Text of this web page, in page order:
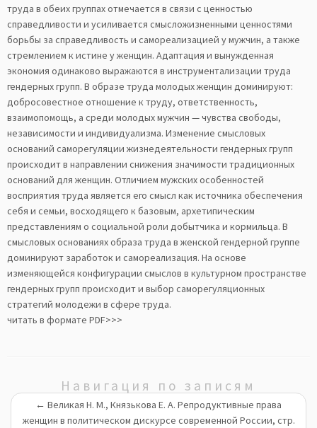
труда в обеих группах отмечается в связи с ценностью
справедливости и усиливается смысложизненными ценностями
борьбы за справедливость и самореализацией у мужчин, а также
стремлением к истине у женщин. Адаптация и вынужденная
экономия одинаково выражаются в инструментализации труда
гендерных групп. В образе труда молодых женщин доминируют:
добросовестное отношение к труду, ответственность,
взаимопомощь, а среди молодых мужчин — чувства свободы,
независимости и индивидуализма. Изменение смысловых
оснований саморегуляции жизнедеятельности гендерных групп
происходит в направлении снижения значимости традиционных
оснований для женщин. Отличием мужских особенностей
восприятия труда является его смысл как источника обеспечения
себя и семьи, восходящего к базовым, архетипическим
представлениям о социальной роли добытчика и кормильца. В
смысловых основаниях образа труда в женской гендерной группе
доминируют заработок и самореализация. На основе
изменяющейся конфигурации смыслов в культурном пространстве
гендерных групп происходит и выбор саморегуляционных
стратегий молодежи в сфере труда.
читать в формате PDF>>>
Навигация по записям
← Великая Н. М., Князькова Е. А. Репродуктивные права
женщин в политическом дискурсе современной России, стр.